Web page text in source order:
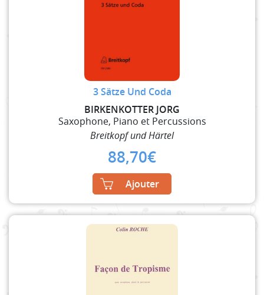
3 Sätze Und Coda
BIRKENKOTTER JORG
Saxophone, Piano et Percussions
Breitkopf und Härtel
88,70€
Ajouter